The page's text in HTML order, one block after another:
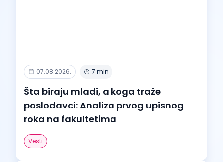
07.08.2026. 7 min
Šta biraju mladi, a koga traže
poslodavci: Analiza prvog upisnog
roka na fakultetima
Vesti